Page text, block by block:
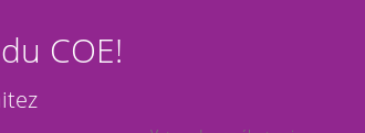
COE!